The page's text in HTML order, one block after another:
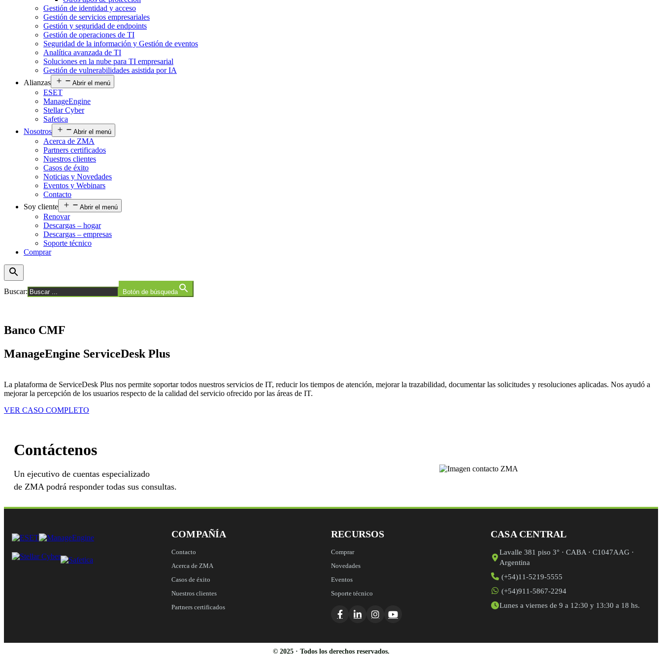
Gestión de identidad y acceso
Gestión de servicios empresariales
Gestión y seguridad de endpoints
Gestión de operaciones de TI
Seguridad de la información y Gestión de eventos
Analítica avanzada de TI
Soluciones en la nube para TI empresarial
Gestión de vulnerabilidades asistida por IA
Alianzas
Abrir el menú
ESET
ManageEngine
Stellar Cyber
Safetica
Nosotros
Abrir el menú
Acerca de ZMA
Partners certificados
Nuestros clientes
Casos de éxito
Noticias y Novedades
Eventos y Webinars
Contacto
Soy cliente
Abrir el menú
Renovar
Descargas – hogar
Descargas – empresas
Soporte técnico
Comprar
Buscar: Botón de búsqueda
Banco CMF
ManageEngine ServiceDesk Plus
La plataforma de ServiceDesk Plus nos permite soportar todos nuestros servicios de IT, reducir los tiempos de atención, mejorar la trazabilidad, documentar las solicitudes y resoluciones aplicadas. Nos ayudó a
mejorar la percepción de los usuarios respecto de la calidad del servicio ofrecido por las áreas de IT.
VER CASO COMPLETO
Contáctenos
Un ejecutivo de cuentas especializado
de ZMA podrá responder todas sus consultas.
COMPAÑÍA
Contacto
Acerca de ZMA
Casos de éxito
Nuestros clientes
Partners certificados
RECURSOS
Comprar
Novedades
Eventos
Soporte técnico
CASA CENTRAL
Lavalle 381 piso 3° · CABA · C1047AAG ·
Argentina
(+54)11-5219-5555
(+54)911-5867-2294
Lunes a viernes de 9 a 12:30 y 13:30 a 18 hs.
© 2025 · Todos los derechos reservados.